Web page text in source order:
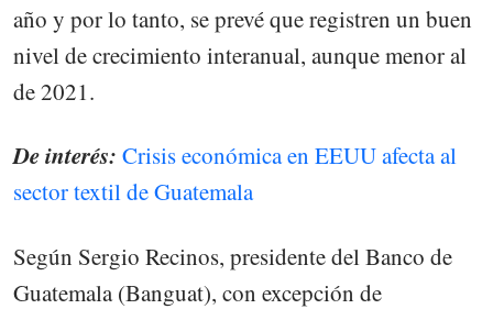
año y por lo tanto, se prevé que registren un buen
nivel de crecimiento interanual, aunque menor al
de 2021.
De interés: Crisis económica en EEUU afecta al
sector textil de Guatemala
Según Sergio Recinos, presidente del Banco de
Guatemala (Banguat), con excepción de